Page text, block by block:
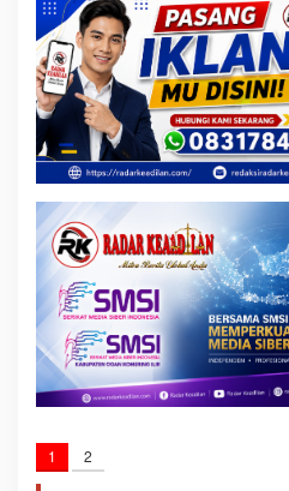
1 2